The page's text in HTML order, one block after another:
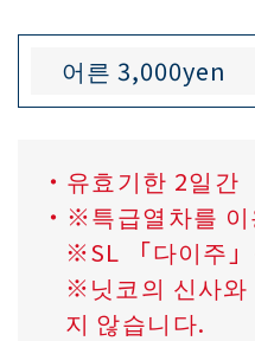
어른 3,000
유효기한 2일간
※특급열차를 이
※SL 「다이주
※닛코의 신사와
지 않습니다.